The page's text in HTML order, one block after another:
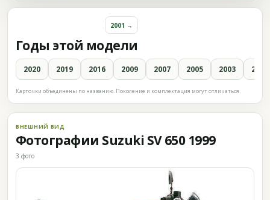
Годы этой модели
2001 →
2020 2019 2016 2009 2007 2005 2003 2001
Карточки объединены по названию. Поколение и комплектация могут отличаться.
ВНЕШНИЙ ВИД
Фотографии Suzuki SV 650 1999
3 фото